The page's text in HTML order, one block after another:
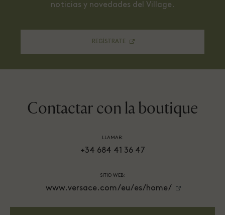
noticias y novedades del Village.
REGÍSTRATE
Contactar con la boutique
LLAMAR:
+34 684 41 36 47
SITIO WEB:
www.versace.com/eu/es/home/